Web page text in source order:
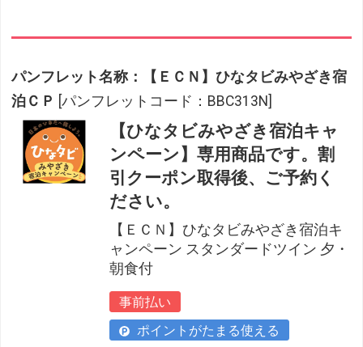
パンフレット名称：【ＥＣＮ】ひなタビみやざき宿
泊ＣＰ [パンフレットコード：BBC313N]
【ひなタビみやざき宿泊キャ
ンペーン】専用商品です。割
引クーポン取得後、ご予約く
ださい。
【ＥＣＮ】ひなタビみやざき宿泊キ
ャンペーン スタンダードツイン 夕・
朝食付
事前払い
ポイントがたまる使える